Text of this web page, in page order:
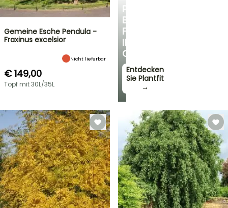
PERSÖNLICHE
BERATUNG
FÜR
IHREN
GARTEN
Entdecken
Sie Plantfit
→
Gemeine Esche Pendula -
Fraxinus excelsior
Nicht lieferbar
€ 149,00
Topf mit 30L/35L